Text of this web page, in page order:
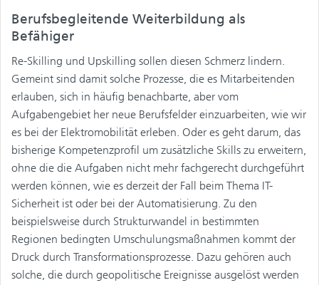
Berufsbegleitende Weiterbildung als
Befähiger
Re-Skilling und Upskilling sollen diesen Schmerz lindern.
Gemeint sind damit solche Prozesse, die es Mitarbeitenden
erlauben, sich in häufig benachbarte, aber vom
Aufgabengebiet her neue Berufsfelder einzuarbeiten, wie wir
es bei der Elektromobilität erleben. Oder es geht darum, das
bisherige Kompetenzprofil um zusätzliche Skills zu erweitern,
ohne die die Aufgaben nicht mehr fachgerecht durchgeführt
werden können, wie es derzeit der Fall beim Thema IT-
Sicherheit ist oder bei der Automatisierung. Zu den
beispielsweise durch Strukturwandel in bestimmten
Regionen bedingten Umschulungsmaßnahmen kommt der
Druck durch Transformationsprozesse. Dazu gehören auch
solche, die durch geopolitische Ereignisse ausgelöst werden